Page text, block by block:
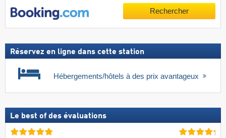
Rechercher
Réservez en ligne dans cette station
Hébergements/hôtels à des prix avantageux
Le best of des évaluations